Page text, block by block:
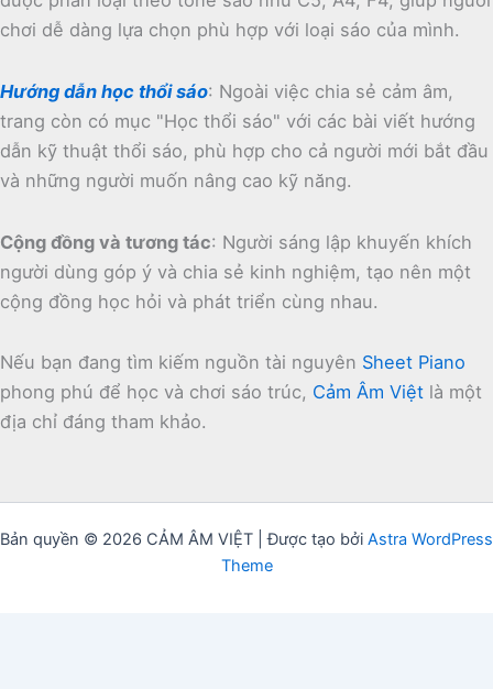
chơi dễ dàng lựa chọn phù hợp với loại sáo của mình.
Hướng dẫn học thổi sáo: Ngoài việc chia sẻ cảm âm,
trang còn có mục "Học thổi sáo" với các bài viết hướng
dẫn kỹ thuật thổi sáo, phù hợp cho cả người mới bắt đầu
và những người muốn nâng cao kỹ năng.
Cộng đồng và tương tác: Người sáng lập khuyến khích
người dùng góp ý và chia sẻ kinh nghiệm, tạo nên một
cộng đồng học hỏi và phát triển cùng nhau.
Nếu bạn đang tìm kiếm nguồn tài nguyên Sheet Piano
phong phú để học và chơi sáo trúc, Cảm Âm Việt là một
địa chỉ đáng tham khảo.
Bản quyền © 2026 CẢM ÂM VIỆT | Được tạo bởi Astra WordPress
Theme